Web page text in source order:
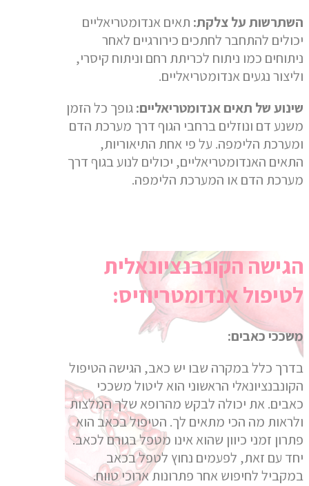
השתרשות על צלקת: תאים אנדומטריאליים
יכולים להתחבר לחתכים כירורגיים לאחר
ניתוחים כמו ניתוח לכריתת רחם וניתוח קיסרי,
וליצור נגעים אנדומטריאליים.
שינוע של תאים אנדומטריאליים:גופך כל הזמן
משנע דם ונוזלים ברחבי הגוף דרך מערכת הדם
ומערכת הלימפה. על פי אחת התיאוריות,
התאים האנדומטריאליים, יכולים לנוע בגוף דרך
מערכת הדם או המערכת הלימפה.
הגישה הקונבנציונאלית
לטיפול אנדומטריוזיס:
משככי כאבים:
בדרך כלל במקרה שבו יש כאב, הגישה הטיפול
הקונבנציונאלי הראשוני הוא ליטול משככי
כאבים. את יכולה לבקש מהרופא שלך המלצות
ולראות מה הכי מתאים לך. הטיפול בכאב הוא
פתרון זמני כיוון שהוא אינו מטפל בגורם לכאב.
יחד עם זאת, לפעמים נחוץ לטפל בכאב
במקביל לחיפוש אחר פתרונות ארוכי טווח.